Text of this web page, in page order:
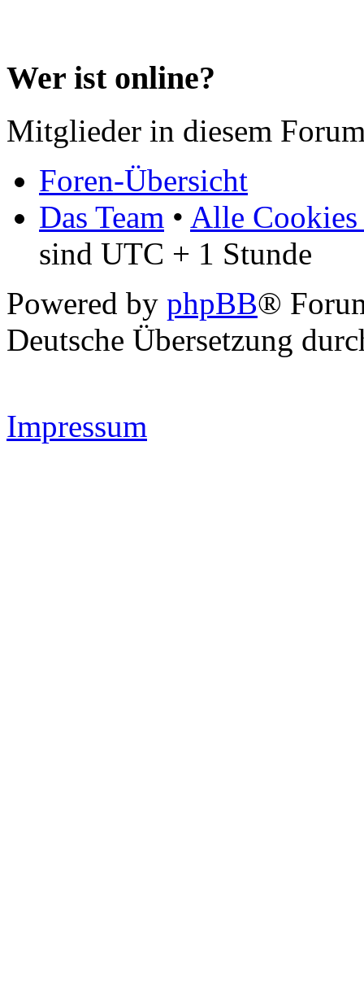
Wer ist online?
Mitglieder in diesem
Foren-Übersicht
Das Team • Alle Cookies
sind UTC + 1 Stunde
Powered by phpBB®
Deutsche Übersetzung
Impressum